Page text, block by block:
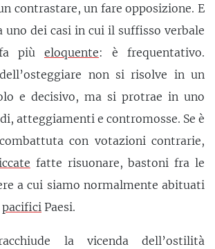
contrastare, un fare opposizione. E
uno dei casi in cui il suffisso verbale
più eloquente: è frequentativo.
non si risolve in un
e decisivo, ma si protrae in uno
atteggiamenti e contromosse. Se è
con votazioni contrarie,
fatte risuonare, bastoni fra le
a cui siamo normalmente abituati
pacifici Paesi.
la vicenda dell’ostilità